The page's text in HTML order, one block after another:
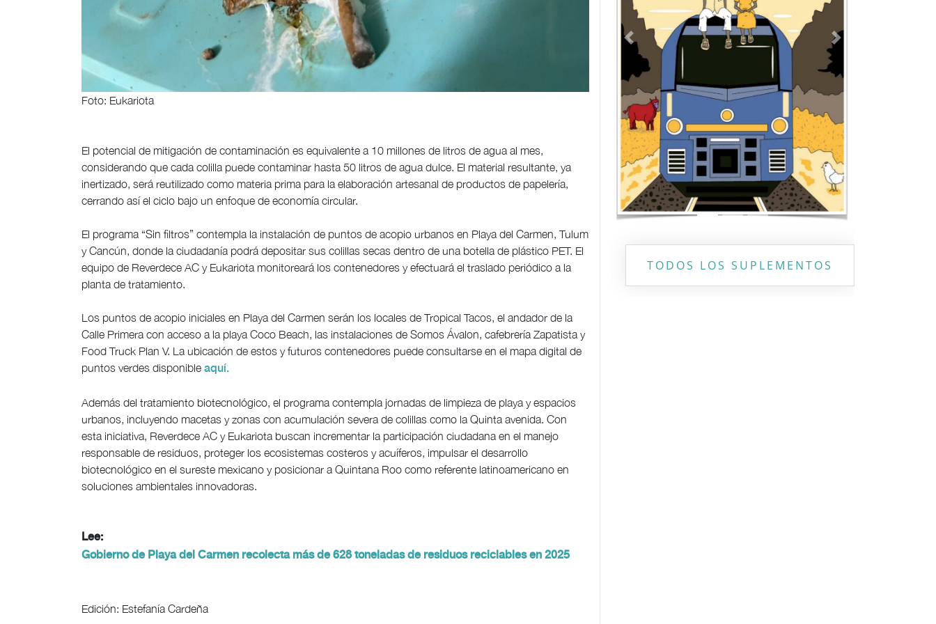
Foto: Eukariota
El potencial de mitigación de contaminación es equivalente a 10 millones de litros de agua al mes,
considerando que cada colilla puede contaminar hasta 50 litros de agua dulce. El material resultante, ya
inertizado, será reutilizado como materia prima para la elaboración artesanal de productos de papelería,
cerrando así el ciclo bajo un enfoque de economía circular.
El programa “Sin filtros” contempla la instalación de puntos de acopio urbanos en Playa del Carmen, Tulum
y Cancún, donde la ciudadanía podrá depositar sus colillas secas dentro de una botella de plástico PET. El
equipo de Reverdece AC y Eukariota monitoreará los contenedores y efectuará el traslado periódico a la
planta de tratamiento.
Los puntos de acopio iniciales en Playa del Carmen serán los locales de Tropical Tacos, el andador de la
Calle Primera con acceso a la playa Coco Beach, las instalaciones de Somos Ávalon, cafebrería Zapatista y
Food Truck Plan V. La ubicación de estos y futuros contenedores puede consultarse en el mapa digital de
puntos verdes disponible aquí.
Además del tratamiento biotecnológico, el programa contempla jornadas de limpieza de playa y espacios
urbanos, incluyendo macetas y zonas con acumulación severa de colillas como la Quinta avenida. Con
esta iniciativa, Reverdece AC y Eukariota buscan incrementar la participación ciudadana en el manejo
responsable de residuos, proteger los ecosistemas costeros y acuíferos, impulsar el desarrollo
biotecnológico en el sureste mexicano y posicionar a Quintana Roo como referente latinoamericano en
soluciones ambientales innovadoras.
Lee:
Gobierno de Playa del Carmen recolecta más de 628 toneladas de residuos reciclables en 2025
Edición: Estefanía Cardeña